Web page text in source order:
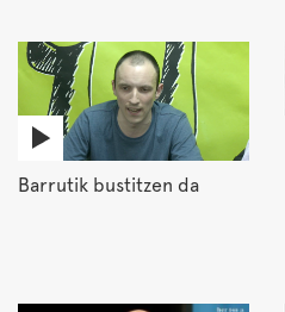
Barrutik bustitzen da